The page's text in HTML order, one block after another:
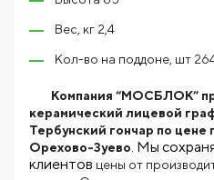
Вес, кг 2,4
Кол-во на поддоне, шт
Компания “МОСБЛОК”
керамический лицевой
Тербунский гончар по цене
Орехово-Зуево. Мы
клиентов цены от